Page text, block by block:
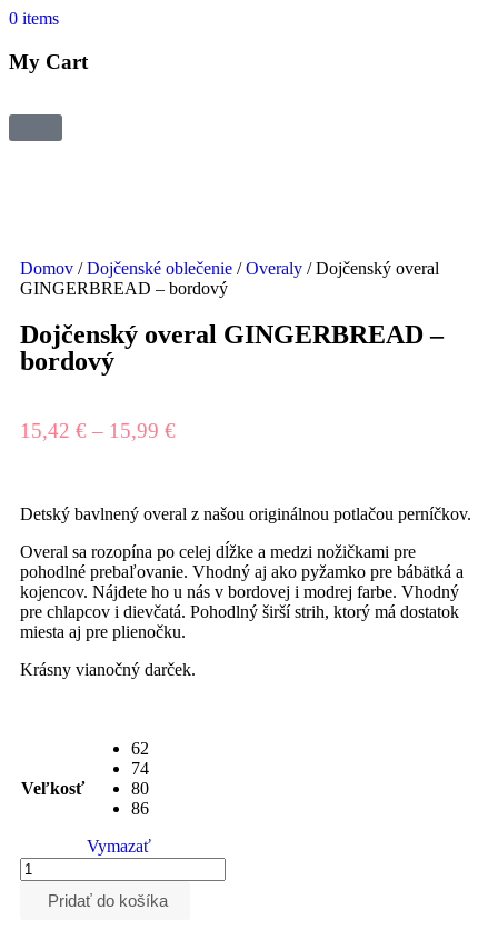
0 items
My Cart
Domov /Dojčenské oblečenie /Overaly / Dojčenský overal
GINGERBREAD – bordový
Dojčenský overal GINGERBREAD –
bordový
15,42 € – 15,99 €
Detský bavlnený overal z našou originálnou potlačou perníčkov.
Overal sa rozopína po celej dĺžke a medzi nožičkami pre
pohodlné prebaľovanie. Vhodný aj ako pyžamko pre bábätká a
kojencov. Nájdete ho u nás v bordovej i modrej farbe. Vhodný
pre chlapcov i dievčatá. Pohodlný širší strih, ktorý má dostatok
miesta aj pre plienočku.
Krásny vianočný darček.
Veľkosť
62
74
80
86
Vymazať
Pridať do košíka